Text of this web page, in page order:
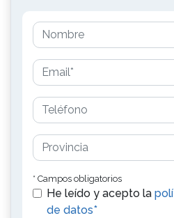
* Campos obligatorios
He leído y acepto la
de datos*